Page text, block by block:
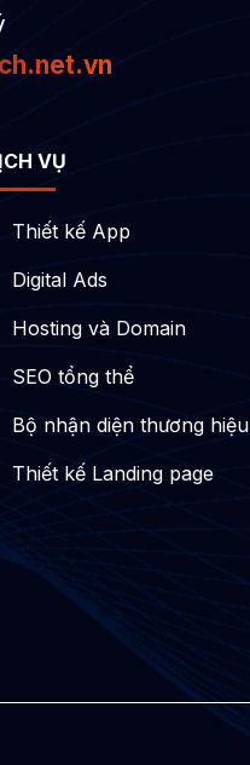
VỤ
Thiết kế App
Digital Ads
Hosting và Domain
SEO tổng thể
Bộ nhận diện thương hiệu
Thiết kế Landing page